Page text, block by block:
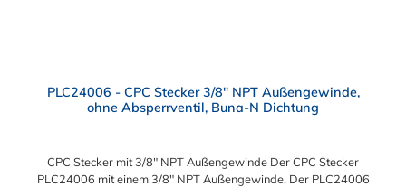
PLC24006 - CPC Stecker 3/8" NPT Außengewinde,
ohne Absperrventil, Buna-N Dichtung
CPC Stecker mit 3/8" NPT Außengewinde Der CPC Stecker
PLC24006 mit einem 3/8" NPT Außengewinde. Der PLC24006